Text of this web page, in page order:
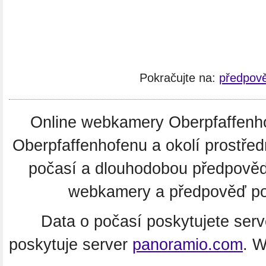
Pokračujte na:
Online webkamery
Oberpfaffenhofenu a okolí
počasí a dlouhodobou
webkamery a předpověď
Data o počasí poskytujete
poskytuje server panoramio.com.